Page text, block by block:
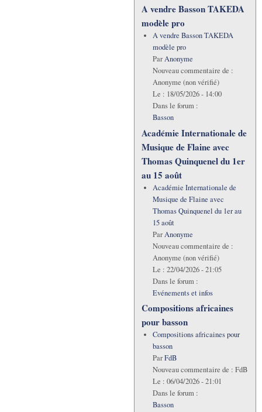
A vendre Basson TAKEDA
modèle pro
A vendre Basson TAKEDA
modèle pro
ParAnonyme
Nouveau commentaire de :
Anonyme (non vérifié)
Le : 18/05/2026 - 14:00
Dans le forum :
Basson
Académie Internationale de
Musique de Flaine avec
Thomas Quinquenel du 1er
au 15 août
Académie Internationale de
Musique de Flaine avec
Thomas Quinquenel du 1er au
15 août
ParAnonyme
Nouveau commentaire de :
Anonyme (non vérifié)
Le : 22/04/2026 - 21:05
Dans le forum :
Evénements et infos
Compositions africaines
pour basson
Compositions africaines pour
basson
ParFdB
Nouveau commentaire de : FdB
Le : 06/04/2026 - 21:01
Dans le forum :
Basson